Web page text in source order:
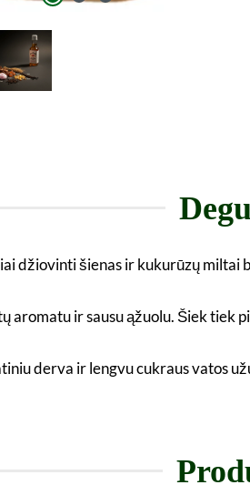
džiovinti šienas ir kukurūzų miltai
aromatu ir sausu ąžuolu. Šiek tiek
derva ir lengvu cukraus vatos